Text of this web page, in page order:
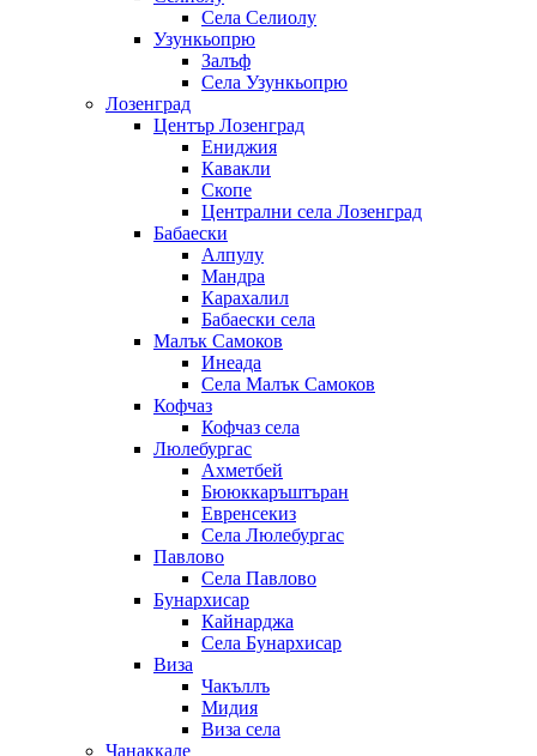
Села Селиолу
Узункьопрю
Залъф
Села Узункьопрю
Лозенград
Център Лозенград
Ениджия
Кавакли
Скопе
Централни села Лозенград
Бабаески
Алпулу
Мандра
Карахалил
Бабаески села
Малък Самоков
Инеада
Села Малък Самоков
Кофчаз
Кофчаз села
Люлебургас
Ахметбей
Бююккаръштъран
Евренсекиз
Села Люлебургас
Павлово
Села Павлово
Бунархисар
Кайнарджа
Села Бунархисар
Виза
Чакъллъ
Мидия
Виза села
Чанаккале